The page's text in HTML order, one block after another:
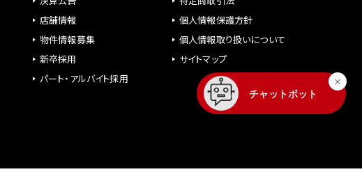
店舗情報
物件情報募集
新卒採用
パート・アルバイト採用
個人情報保護方針
個人情報取り扱いについて
サイトマップ